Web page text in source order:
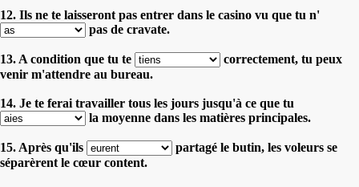
12. Ils ne te laisseront pas entrer dans le casino vu que tu n'
pas de cravate.
13. A condition que tu te
correctement, tu peux
venir m'attendre au bureau.
14. Je te ferai travailler tous les jours jusqu'à ce que tu
la moyenne dans les matières principales.
15. Après qu'ils
partagé le butin, les voleurs se
séparèrent le cœur content.